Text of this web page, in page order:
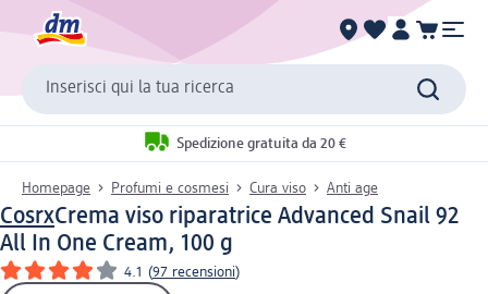
Inserisci qui la tua ricerca
Spedizione gratuita da 20 €
Homepage Profumi e cosmesi Cura viso Anti age
CosrxCrema viso riparatrice Advanced Snail 92
All In One Cream, 100 g
4.1 (97 recensioni)